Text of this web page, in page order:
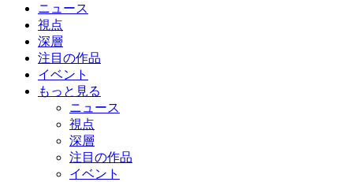
ニュース
視点
深層
注目の作品
イベント
もっと見る
ニュース
視点
深層
注目の作品
イベント